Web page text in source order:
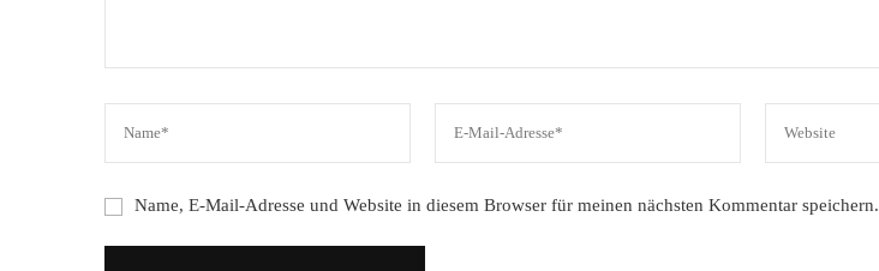
Name, E-Mail-Adresse und Website in diesem Browser für meinen nächsten Kommentar speichern.